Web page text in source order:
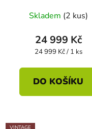
přání
Skladem (2 kus)
24 999 Kč
Měrná
24 999 Kč / 1 ks
DO KOŠÍKU
VINTAGE